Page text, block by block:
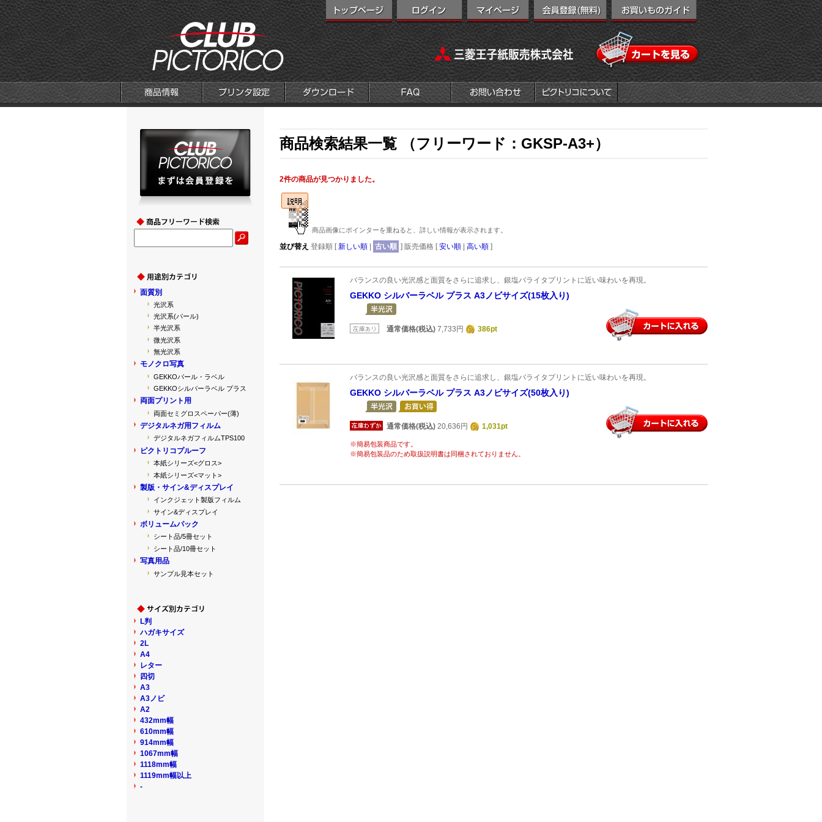
商品検索結果一覧 （フリーワード：GKSP-A3+）
2件の商品が見つかりました。
商品画像にポインターを重ねると、詳しい情報が表示されます。
並び替え 登録順 [新しい順 古い順 ] 販売価格 [安い順 高い順 ]
バランスの良い光沢感と面質をさらに追求し、銀塩バライタプリントに近い味わいを再現。
GEKKO シルバーラベル プラス A3ノビサイズ(15枚入り)
通常価格(税込) 7,733円 386pt
バランスの良い光沢感と面質をさらに追求し、銀塩バライタプリントに近い味わいを再現。
GEKKO シルバーラベル プラス A3ノビサイズ(50枚入り)
通常価格(税込) 20,636円 1,031pt
※簡易包装商品です。
※簡易包装品のため取扱説明書は同梱されておりません。
面質別
光沢系
光沢系(パール)
半光沢系
微光沢系
無光沢系
モノクロ写真
GEKKOパール・ラベル
GEKKOシルバーラベル プラス
両面プリント用
両面セミグロスペーパー(薄)
デジタルネガ用フィルム
デジタルネガフィルムTPS100
ピクトリコプルーフ
本紙シリーズ<グロス>
本紙シリーズ<マット>
製版・サイン&ディスプレイ
インクジェット製版フィルム
サイン&ディスプレイ
ボリュームパック
シート品/5冊セット
シート品/10冊セット
写真用品
サンプル見本セット
L判
ハガキサイズ
2L
A4
レター
四切
A3
A3ノビ
A2
432mm幅
610mm幅
914mm幅
1067mm幅
1118mm幅
1119mm幅以上
-